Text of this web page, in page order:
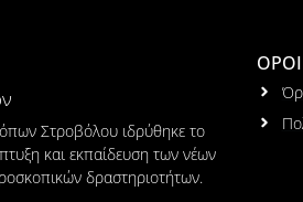
Στροβόλου ιδρύθηκε το
και εκπαίδευση των νέων
δραστηριοτήτων.